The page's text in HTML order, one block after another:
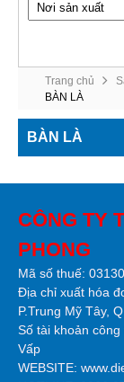
Trang chủ
BÀN LÀ
BÀN LÀ
CÔNG TY
PHONG
Mã số thuế:
Địa chỉ xuất hóa
P.Trung Mỹ Tây,
Số tài khoản công
Vấp
WEBSITE: